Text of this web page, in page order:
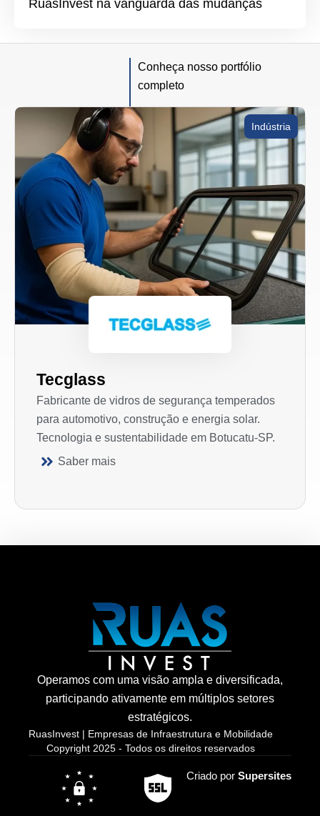
RuasInvest na vanguarda das mudanças
Conheça nosso portfólio
completo
Indústria
Tecglass
Fabricante de vidros de segurança temperados
para automotivo, construção e energia solar.
Tecnologia e sustentabilidade em Botucatu-SP.
Saber mais
Operamos com uma visão ampla e diversificada,
participando ativamente em múltiplos setores
estratégicos.
RuasInvest | Empresas de Infraestrutura e Mobilidade
Copyright 2025 - Todos os direitos reservados
Criado por Supersites